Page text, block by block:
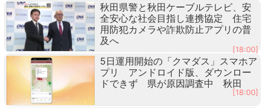
秋田県警と秋田ケーブルテレビ、安
全安心な社会目指し連携協定 住宅
用防犯カメラや詐欺防止アプリの普
及へ
[18:00]
5日運用開始の「クマダス」スマホア
プリ アンドロイド版、ダウンロー
ドできず 県が原因調査中 秋田
[18:00]